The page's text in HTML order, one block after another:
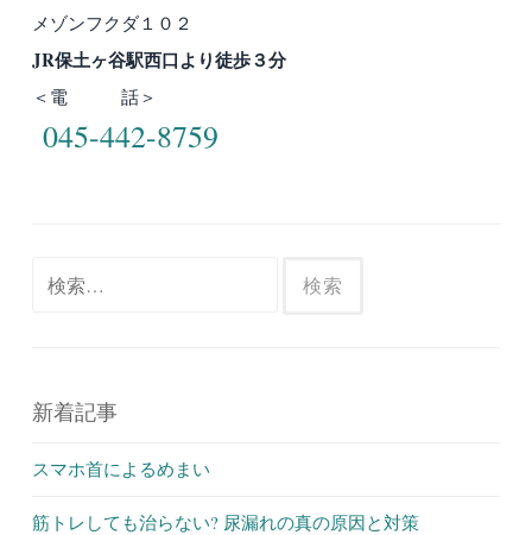
メゾンフクダ１０２
JR保土ヶ谷駅西口より徒歩３分
＜電 話＞
045-442-8759
新着記事
スマホ首によるめまい
筋トレしても治らない? 尿漏れの真の原因と対策